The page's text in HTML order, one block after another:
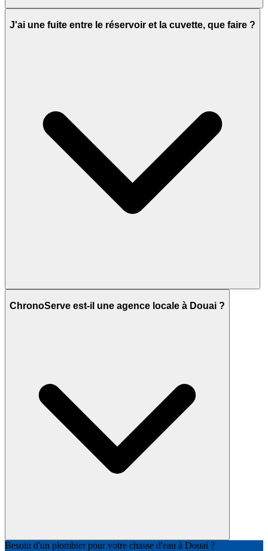
J'ai une fuite entre le réservoir et la cuvette, que faire ?
ChronoServe est-il une agence locale à Douai ?
Besoin d'un plombier pour votre chasse d'eau à Douai ?